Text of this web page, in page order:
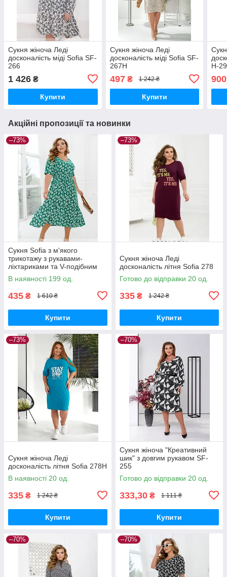
Сукня жіноча Леді
досконалість міді Sofia SF-
266
1 426 ₴
Купити
Сукня жіноча Леді
досконалість міді Sofia SF-
267Н
497₴ 1 242 ₴
Купити
Н-
900
Акційні пропозиції та новинки
–73%
Сукня Sofia з м'якого
трикотажу з рукавами-
ліхтариками та V-подібним
вирізом SF-248
В наявності 199 од.
435 ₴ 1 610 ₴
Купити
–73%
Сукня жіноча Леді
досконалість літня Sofia 278
Готово до відправки 20 од.
335 ₴ 1 242 ₴
Купити
–73%
Сукня жіноча Леді
досконалість літня Sofia 278Н
В наявності 20 од.
335 ₴ 1 242 ₴
Купити
–70%
Сукня жіноча "Креативний
шик" з довгим рукавом SF-
255
Готово до відправки 20 од.
333,30 ₴ 1 111 ₴
Купити
–70% –70%